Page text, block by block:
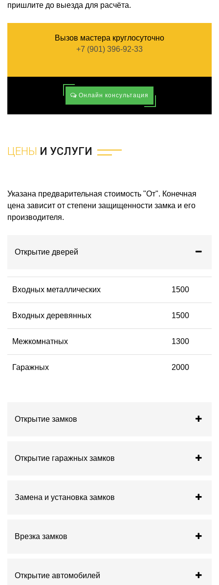
пришлите до выезда для расчёта.
Вызов мастера круглосуточно
+7 (901) 396-92-33
Онлайн консультация
ЦЕНЫ И УСЛУГИ
Указана предварительная стоимость "От". Конечная
цена зависит от степени защищенности замка и его
производителя.
Открытие дверей
Входных металлических 1500
Входных деревянных 1500
Межкомнатных 1300
Гаражных 2000
Открытие замков
Открытие гаражных замков
Замена и установка замков
Врезка замков
Открытие автомобилей